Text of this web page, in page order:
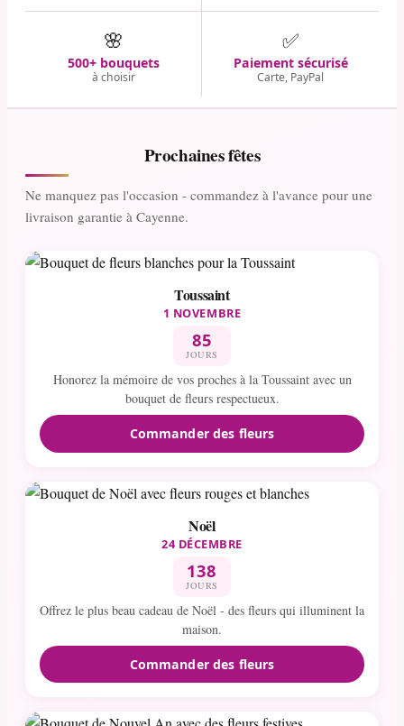
🌸
500+ bouquets
à choisir
✅
Paiement sécurisé
Carte, PayPal
Prochaines fêtes
Ne manquez pas l'occasion - commandez à l'avance pour une
livraison garantie à Cayenne.
Toussaint
1 NOVEMBRE
85
JOURS
Honorez la mémoire de vos proches à la Toussaint avec un
bouquet de fleurs respectueux.
Commander des fleurs
Noël
24 DÉCEMBRE
138
JOURS
Offrez le plus beau cadeau de Noël - des fleurs qui illuminent la
maison.
Commander des fleurs